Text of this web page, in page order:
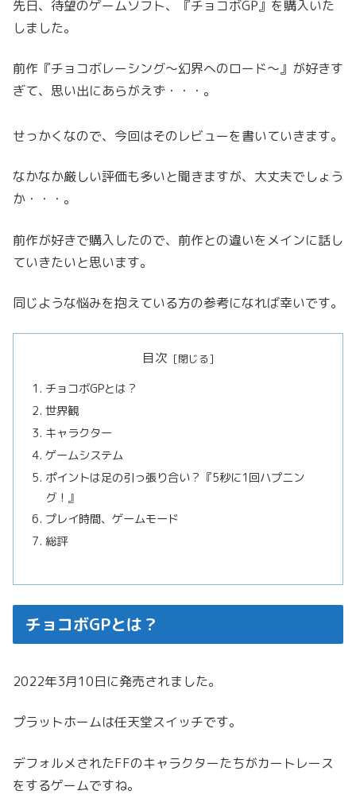
先日、待望のゲームソフト、『チョコボGP』を購入いた
しました。
前作『チョコボレーシング～幻界へのロード～』が好きす
ぎて、思い出にあらがえず・・・。
せっかくなので、今回はそのレビューを書いていきます。
なかなか厳しい評価も多いと聞きますが、大丈夫でしょう
か・・・。
前作が好きで購入したので、前作との違いをメインに話し
ていきたいと思います。
同じような悩みを抱えている方の参考になれば幸いです。
目次
チョコボGPとは？
世界観
キャラクター
ゲームシステム
ポイントは足の引っ張り合い？『5秒に1回ハプニン
グ！』
プレイ時間、ゲームモード
総評
チョコボGPとは？
2022年3月10日に発売されました。
プラットホームは任天堂スイッチです。
デフォルメされたFFのキャラクターたちがカートレース
をするゲームですね。